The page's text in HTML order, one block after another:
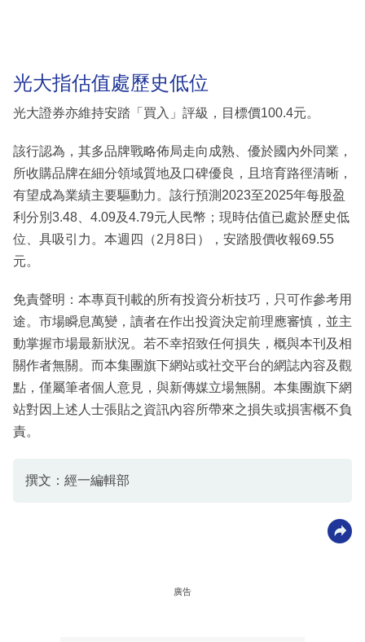
光大指估值處歷史低位
光大證券亦維持安踏「買入」評級，目標價100.4元。
該行認為，其多品牌戰略佈局走向成熟、優於國內外同業，
所收購品牌在細分領域質地及口碑優良，且培育路徑清晰，
有望成為業績主要驅動力。該行預測2023至2025年每股盈
利分別3.48、4.09及4.79元人民幣；現時估值已處於歷史低
位、具吸引力。本週四（2月8日），安踏股價收報69.55
元。
免責聲明：本專頁刊載的所有投資分析技巧，只可作參考用
途。市場瞬息萬變，讀者在作出投資決定前理應審慎，並主
動掌握市場最新狀況。若不幸招致任何損失，概與本刊及相
關作者無關。而本集團旗下網站或社交平台的網誌內容及觀
點，僅屬筆者個人意見，與新傳媒立場無關。本集團旗下網
站對因上述人士張貼之資訊內容所帶來之損失或損害概不負
責。
撰文：經一編輯部
廣告